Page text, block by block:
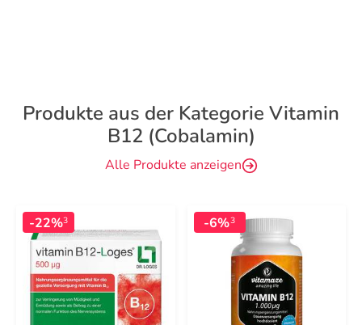
Produkte aus der Kategorie Vitamin
B12 (Cobalamin)
Alle Produkte anzeigen
-22%3 -6%3